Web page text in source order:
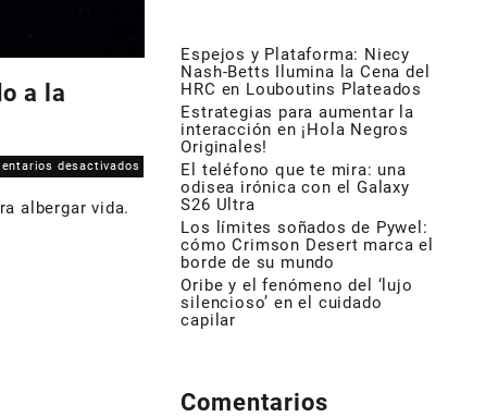
a la
desactivados
Kepler-
evaluación
hallazgo
albergar vida.
Espejos y Plataforma: Niecy
Nash-Betts Ilumina la Cena del
HRC en Louboutins Plateados
Estrategias para aumentar la
interacción en ¡Hola Negros
Originales!
El teléfono que te mira: una
odisea irónica con el Galaxy
S26 Ultra
Los límites soñados de Pywel:
cómo Crimson Desert marca el
borde de su mundo
Oribe y el fenómeno del ‘lujo
silencioso’ en el cuidado
capilar
Comentarios